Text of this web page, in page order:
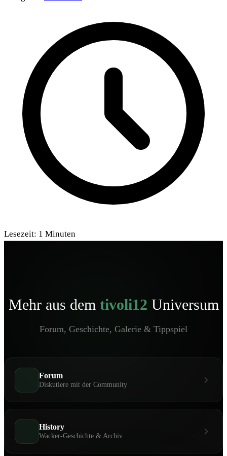
Lesezeit: 1 Minuten
Mehr aus dem tivoli12 Universum
Forum, Geschichte, Galerie & Tippspiel
Forum
Diskutiere mit der Community
History
Wacker-Geschichte & Archiv